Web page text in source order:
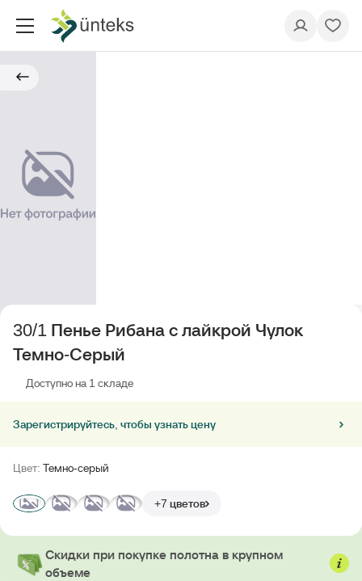
30/1 Пенье Рибана с лайкрой Чулок
Темно-Серый
Доступно на 1 складе
Зарегистрируйтесь, чтобы узнать цену
Цвет: Темно-серый
+7 цветов
Скидки при покупке полотна в крупном
объеме